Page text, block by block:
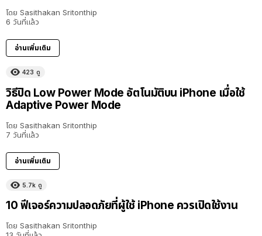
โดย Sasithakan Sritonthip
6 วันที่แล้ว
อ่านเพิ่มเติม
423 ดู
วิธีปิด Low Power Mode อัตโนมัติบน iPhone เมื่อใช้
Adaptive Power Mode
โดย Sasithakan Sritonthip
7 วันที่แล้ว
อ่านเพิ่มเติม
5.7k ดู
10 ฟีเจอร์ความปลอดภัยที่ผู้ใช้ iPhone ควรเปิดใช้งาน
โดย Sasithakan Sritonthip